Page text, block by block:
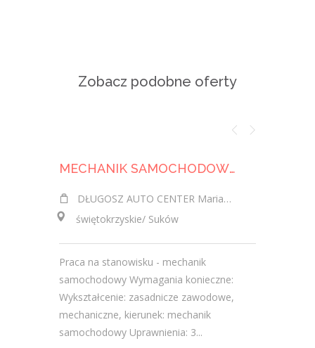
Zobacz podobne oferty
MECHANIK SAMOCHODOWY (K/M)
DŁUGOSZ AUTO CENTER Marian Długosz
świętokrzyskie/ Suków
Praca na stanowisku - mechanik
samochodowy Wymagania konieczne:
Wykształcenie: zasadnicze zawodowe,
mechaniczne, kierunek: mechanik
samochodowy Uprawnienia: 3...